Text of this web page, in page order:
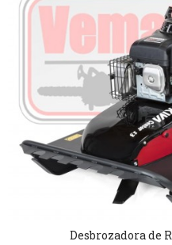
Desbrozadora de